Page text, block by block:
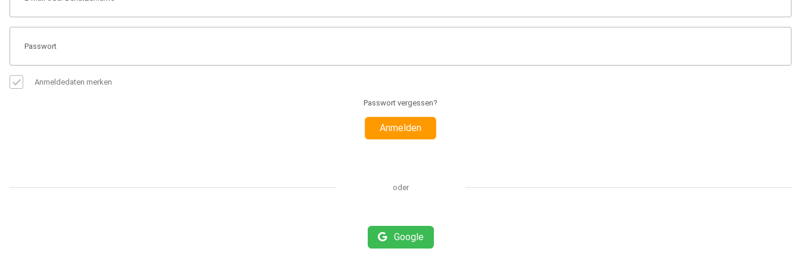
Anmeldedaten merken
Passwort vergessen?
Anmelden
oder
Google